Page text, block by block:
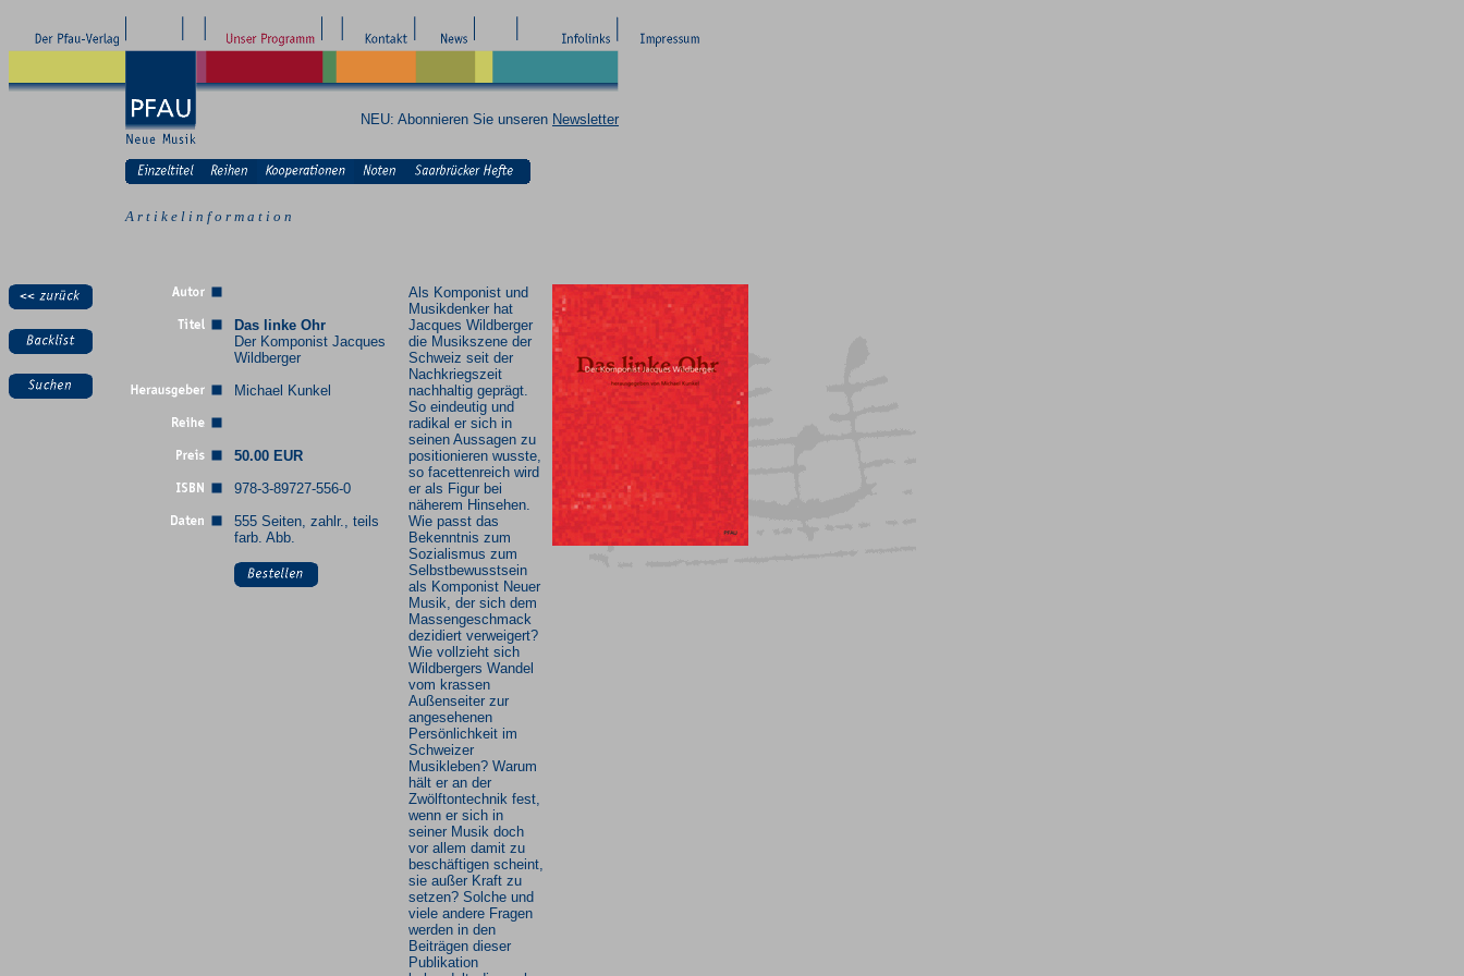
NEU: Abonnieren Sie unseren Newsletter
A r t i k e l i n f o r m a t i o n
Das linke Ohr
Der Komponist Jacques
Wildberger
Michael Kunkel
50.00 EUR
978-3-89727-556-0
555 Seiten, zahlr., teils
farb. Abb.
Als Komponist und
Musikdenker hat
Jacques Wildberger
die Musikszene der
Schweiz seit der
Nachkriegszeit
nachhaltig geprägt.
So eindeutig und
radikal er sich in
seinen Aussagen zu
positionieren wusste,
so facettenreich wird
er als Figur bei
näherem Hinsehen.
Wie passt das
Bekenntnis zum
Sozialismus zum
Selbstbewusstsein
als Komponist Neuer
Musik, der sich dem
Massengeschmack
dezidiert verweigert?
Wie vollzieht sich
Wildbergers Wandel
vom krassen
Außenseiter zur
angesehenen
Persönlichkeit im
Schweizer
Musikleben? Warum
hält er an der
Zwölftontechnik fest,
wenn er sich in
seiner Musik doch
vor allem damit zu
beschäftigen scheint,
sie außer Kraft zu
setzen? Solche und
viele andere Fragen
werden in den
Beiträgen dieser
Publikation